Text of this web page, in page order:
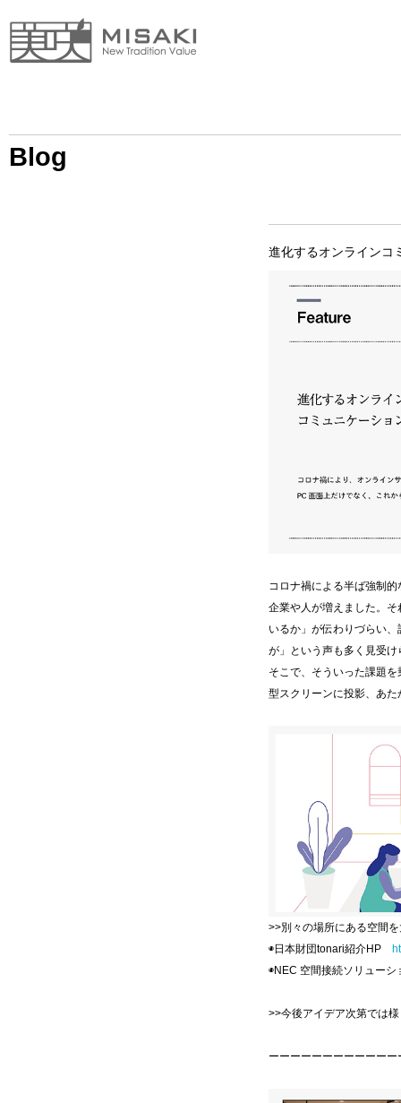
Blog
進化するオンラインコ
コロナ禍による半ば強制
企業や人が増えました。
いるか」が伝わりづらい
が」という声も多く見受
そこで、そういった課題
型スクリーンに投影、あ
>>別々の場所にある空間
◉日本財団tonari紹介HP
◉NEC 空間接続ソリュー
>>今後アイデア次第では
ーーーーーーーーーーー